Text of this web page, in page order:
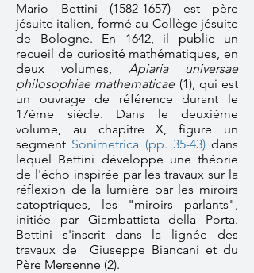
Mario Bettini (1582-1657) est père
jésuite italien, formé au Collège jésuite
de Bologne. En 1642, il publie un
recueil de curiosité mathématiques, en
deux volumes, Apiaria universae
philosophiae mathematicae (1), qui est
un ouvrage de référence durant le
17ème siècle. Dans le deuxième
volume, au chapitre X, figure un
segment Sonimetrica (pp. 35-43) dans
lequel Bettini développe une théorie
de l'écho inspirée par les travaux sur la
réflexion de la lumière par les miroirs
catoptriques, les "miroirs parlants",
initiée par Giambattista della Porta.
Bettini s'inscrit dans la lignée des
travaux de Giuseppe Biancani et du
Père Mersenne (2).